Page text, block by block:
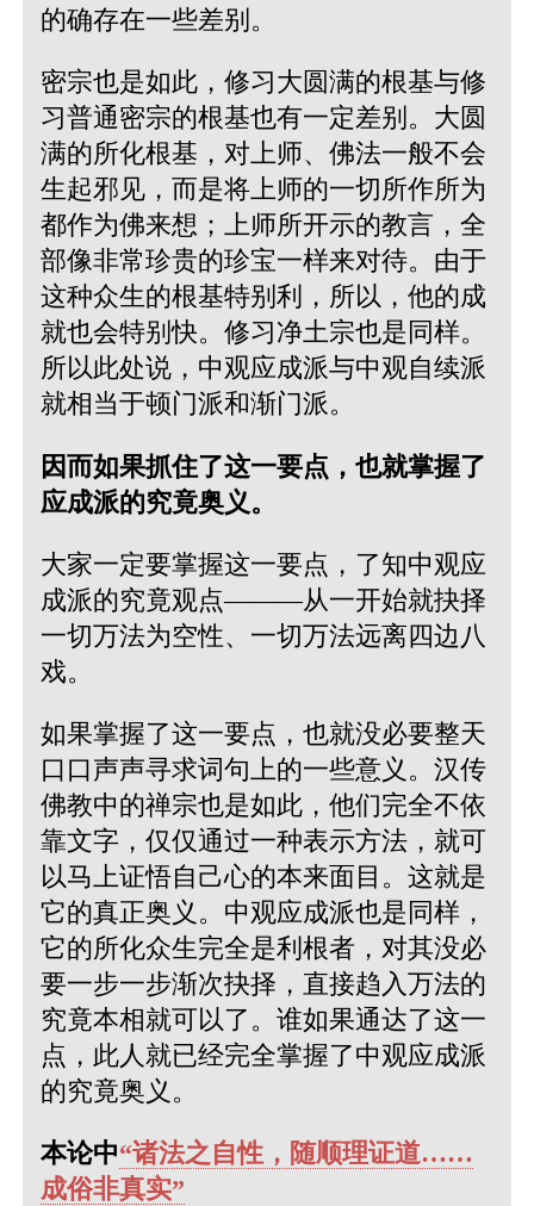
的确存在一些差别。
密宗也是如此，修习大圆满的根基与修
习普通密宗的根基也有一定差别。大圆
满的所化根基，对上师、佛法一般不会
生起邪见，而是将上师的一切所作所为
都作为佛来想；上师所开示的教言，全
部像非常珍贵的珍宝一样来对待。由于
这种众生的根基特别利，所以，他的成
就也会特别快。修习净土宗也是同样。
所以此处说，中观应成派与中观自续派
就相当于顿门派和渐门派。
因而如果抓住了这一要点，也就掌握了
应成派的究竟奥义。
大家一定要掌握这一要点，了知中观应
成派的究竟观点———从一开始就抉择
一切万法为空性、一切万法远离四边八
戏。
如果掌握了这一要点，也就没必要整天
口口声声寻求词句上的一些意义。汉传
佛教中的禅宗也是如此，他们完全不依
靠文字，仅仅通过一种表示方法，就可
以马上证悟自己心的本来面目。这就是
它的真正奥义。中观应成派也是同样，
它的所化众生完全是利根者，对其没必
要一步一步渐次抉择，直接趋入万法的
究竟本相就可以了。谁如果通达了这一
点，此人就已经完全掌握了中观应成派
的究竟奥义。
本论中“诸法之自性，随顺理证道……
成俗非真实”